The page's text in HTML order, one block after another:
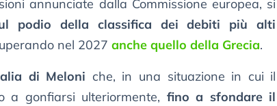
annunciate dalla Commissione europea, si
podio della classifica dei debiti più alti
nel 2027 anche quello della Grecia.
di Meloni che, in una situazione in cui il
a gonfiarsi ulteriormente, fino a sfondare il